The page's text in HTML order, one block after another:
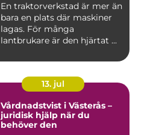
En traktorverkstad är mer än
bara en plats där maskiner
lagas. För många
lantbrukare är den hjärtat ...
13. jul
Vårdnadstvist i Västerås –
juridisk hjälp när du
behöver den